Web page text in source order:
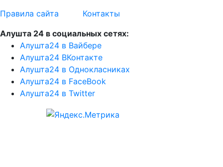
Правила сайта
Контакты
Алушта 24 в социальных сетях:
Алушта24 в Вайбере
Алушта24 ВКонтакте
Алушта24 в Однокласниках
Алушта24 в FaceBook
Алушта24 в Twitter